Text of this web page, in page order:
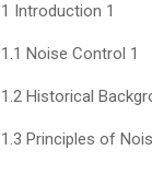
1 Introduction 1
1.1 Noise Control 1
1.2 Historical
1.3 Principles of